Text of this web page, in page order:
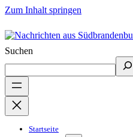
Zum Inhalt springen
Suchen
Startseite